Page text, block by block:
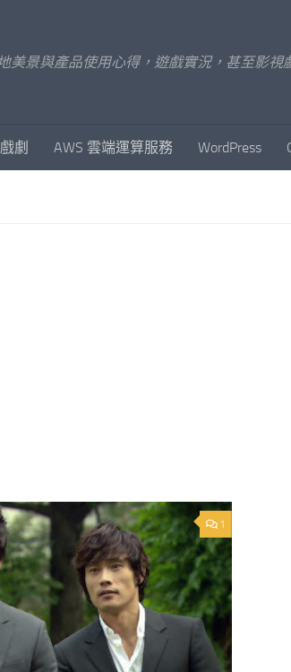
美景與產品使用心得，遊戲實況，甚至影
劇 AWS 雲端運算服務 WordPress
1